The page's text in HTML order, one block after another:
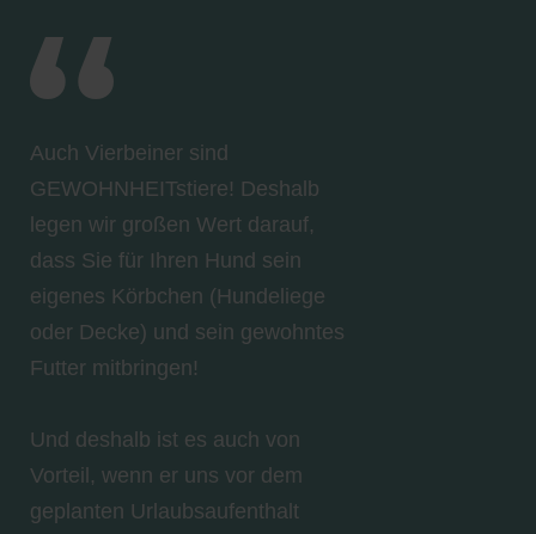
Auch Vierbeiner sind
GEWOHNHEITstiere! Deshalb
legen wir großen Wert darauf,
dass Sie für Ihren Hund sein
eigenes Körbchen (Hundeliege
oder Decke) und sein gewohntes
Futter mitbringen!
Und deshalb ist es auch von
Vorteil, wenn er uns vor dem
geplanten Urlaubsaufenthalt